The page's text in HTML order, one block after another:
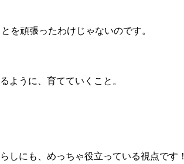
を頑張ったわけじゃないのです。
ように、育てていくこと。
しにも、めっちゃ役立っている視点です！